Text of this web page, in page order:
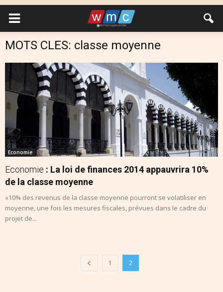
MOTS CLES: classe moyenne
Economie
Economie : La loi de finances 2014 appauvrira 10%
de la classe moyenne
«10% des revenus de la classe moyenne pourront se volatiliser en
moyenne, une fois les mesures fiscales, prévues dans le cadre du
projet de...
1 2